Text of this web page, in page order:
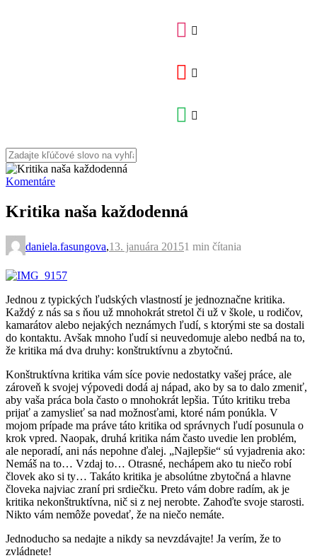
Komentáre
Kritika naša každodenná
daniela.fasungova,13. januára 20151 min čítania
Jednou z typických ľudských vlastností je jednoznačne kritika.
Každý z nás sa s ňou už mnohokrát stretol či už v škole, u rodičov,
kamarátov alebo nejakých neznámych ľudí, s ktorými ste sa dostali
do kontaktu. Avšak mnoho ľudí si neuvedomuje alebo nedbá na to,
že kritika má dva druhy: konštruktívnu a zbytočnú.
Konštruktívna kritika vám síce povie nedostatky vašej práce, ale
zároveň k svojej výpovedi dodá aj nápad, ako by sa to dalo zmeniť,
aby vaša práca bola často o mnohokrát lepšia. Túto kritiku treba
prijať a zamyslieť sa nad možnosťami, ktoré nám ponúkla. V
mojom prípade ma práve táto kritika od správnych ľudí posunula o
krok vpred. Naopak, druhá kritika nám často uvedie len problém,
ale neporadí, ani nás nepohne ďalej. „Najlepšie“ sú vyjadrenia ako:
Nemáš na to… Vzdaj to… Otrasné, nechápem ako tu niečo robí
človek ako si ty… Takáto kritika je absolútne zbytočná a hlavne
človeka najviac zraní pri srdiečku. Preto vám dobre radím, ak je
kritika nekonštruktívna, nič si z nej nerobte. Zahoďte svoje starosti.
Nikto vám nemôže povedať, že na niečo nemáte.
Jednoducho sa nedajte a nikdy sa nevzdávajte! Ja verím, že to
zvládnete!